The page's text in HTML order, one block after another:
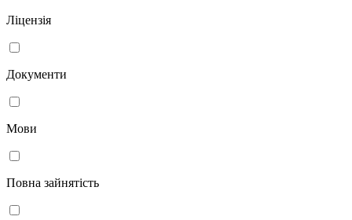
Ліцензія
Документи
Мови
Повна зайнятість